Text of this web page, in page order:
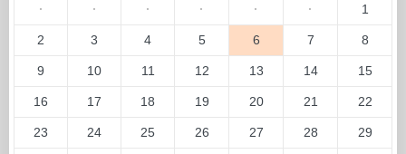
· · · · · · 1
2 3 4 5 6 7 8
9 10 11 12 13 14 15
16 17 18 19 20 21 22
23 24 25 26 27 28 29